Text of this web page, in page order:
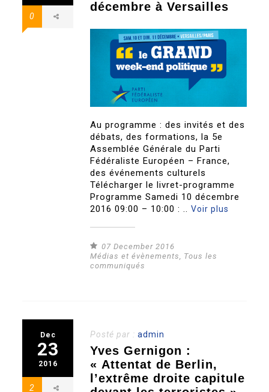
0
décembre à Versailles
Au programme : des invités et des
débats, des formations, la 5e
Assemblée Générale du Parti
Fédéraliste Européen – France,
des événements culturels
Télécharger le livret-programme
Programme Samedi 10 décembre
2016 09:00 – 10:00 : ..Voir plus
07 December 2016
Médias et évènements
Tous les
communiqués
Dec
23
2016
2
Posté par :admin
Yves Gernigon :
« Attentat de Berlin,
l’extrême droite capitule